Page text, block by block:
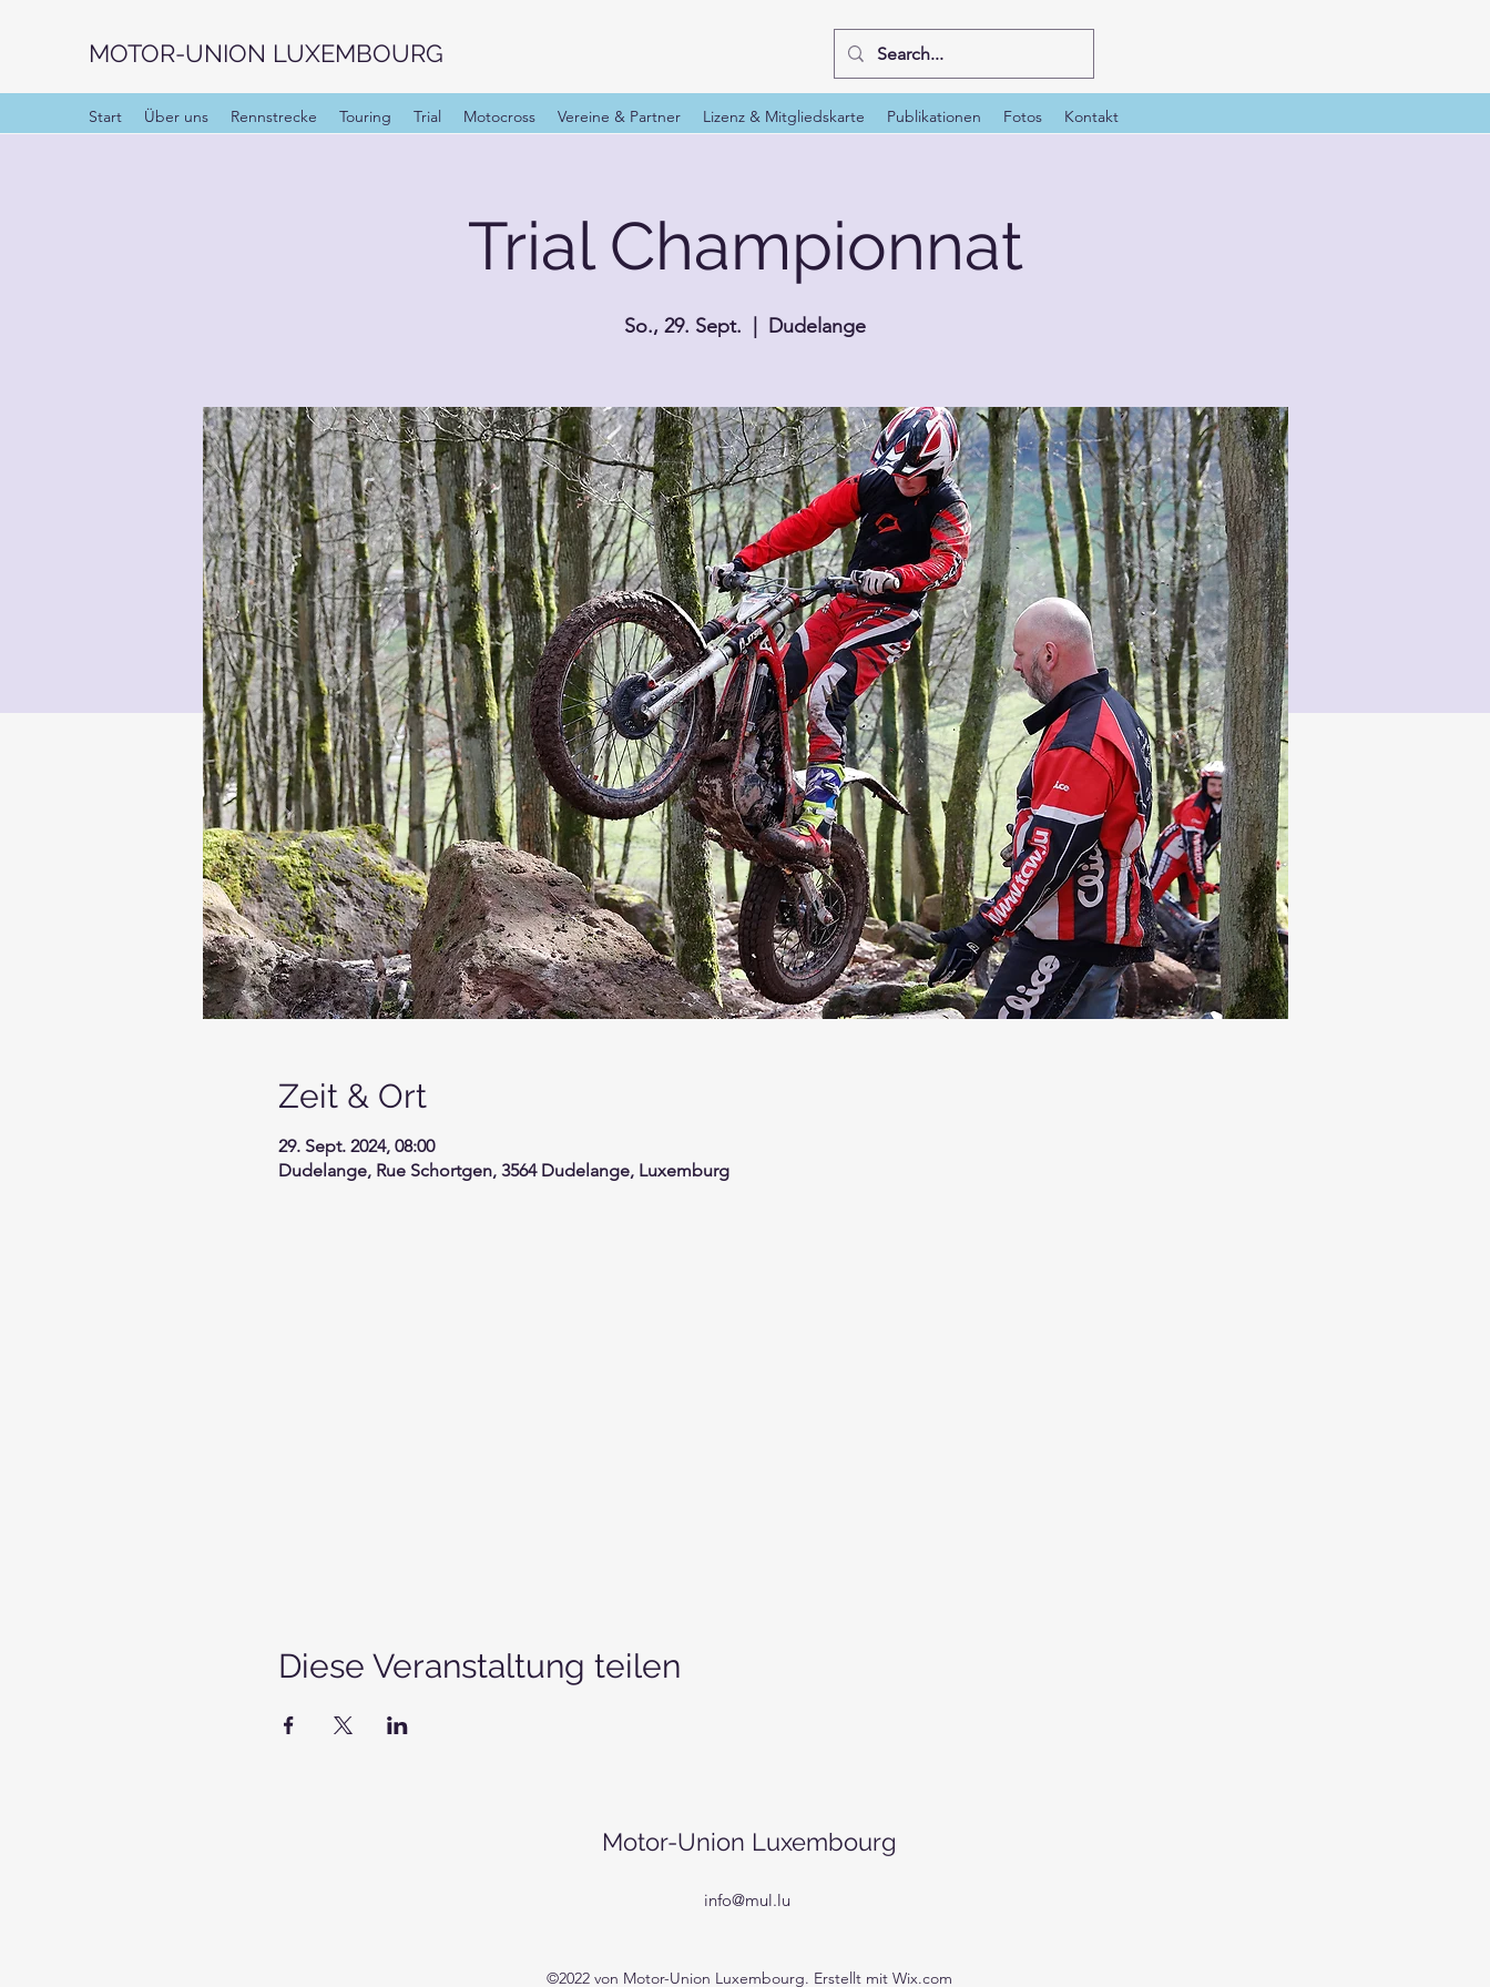
MOTOR-UNION LUXEMBOURG
Start Über uns Rennstrecke Touring Trial Motocross Vereine & Partner Lizenz & Mitgliedskarte Publikationen Fotos Kontakt
Trial Championnat
So., 29. Sept. Dudelange
Zeit & Ort
29. Sept. 2024, 08:00
Dudelange, Rue Schortgen, 3564 Dudelange, Luxemburg
Diese Veranstaltung teilen
Motor-Union Luxembourg
info@mul.lu
©2022 von Motor-Union Luxembourg. Erstellt mit Wix.com